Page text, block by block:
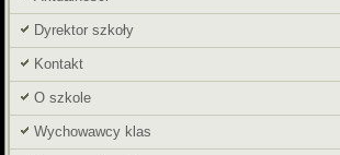
Dyrektor szkoły
Kontakt
O szkole
Wychowawcy klas